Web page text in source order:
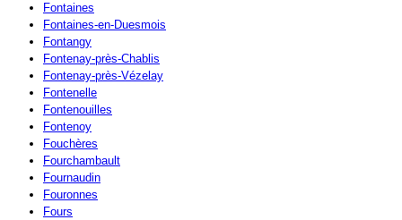
Fontaines
Fontaines-en-Duesmois
Fontangy
Fontenay-près-Chablis
Fontenay-près-Vézelay
Fontenelle
Fontenouilles
Fontenoy
Fouchères
Fourchambault
Fournaudin
Fouronnes
Fours